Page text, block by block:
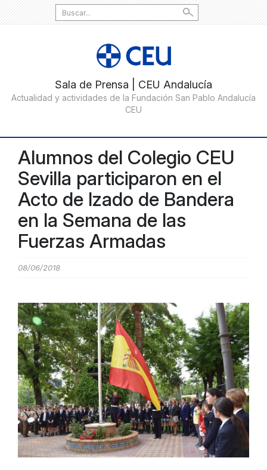
Search
for:
Alumnos del Colegio CEU
Sevilla participaron en el
Acto de Izado de Bandera
en la Semana de las
Fuerzas Armadas
08/06/2018